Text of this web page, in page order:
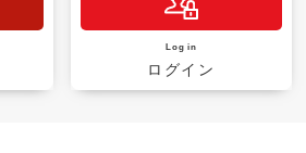
Log in
ログイン